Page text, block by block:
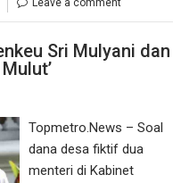
Sri Mulyani dan
Topmetro.News – Soal
dana desa fiktif dua
menteri di Kabinet